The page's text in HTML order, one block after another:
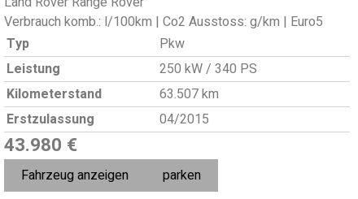
Verbrauch komb.: l/100km | Co2 Ausstoss: g/km | Euro5
Typ
Pkw
Leistung
250 kW / 340 PS
Kilometerstand
63.507 km
Erstzulassung
04/2015
43.980 €
Fahrzeug anzeigen parken